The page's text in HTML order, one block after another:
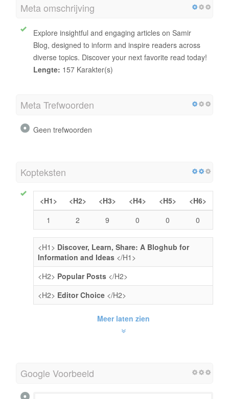
Meta omschrijving
Explore insightful and engaging articles on Samir
Blog, designed to inform and inspire readers across
diverse topics. Discover your next favorite read today!
Lengte: 157 Karakter(s)
Meta Trefwoorden
Geen trefwoorden
Kopteksten
<H1> <H2> <H3> <H4> <H5>
<H6>
1
2 9 0 0 0
<H1> Discover, Learn, Share: A Bloghub for
Information and Ideas </H1>
<H2> Popular Posts </H2>
<H2> Editor Choice </H2>
Meer laten zien
Google Voorbeeld